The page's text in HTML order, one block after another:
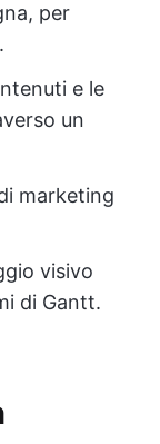
per
e le
un
marketing
visivo
di Gantt.